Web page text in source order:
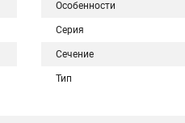
Особенности
Серия
Сечение
Тип